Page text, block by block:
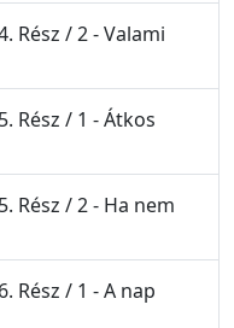
Rész / 2 - Valami
Rész / 1 - Átkos
Rész / 2 - Ha nem
Rész / 1 - A nap